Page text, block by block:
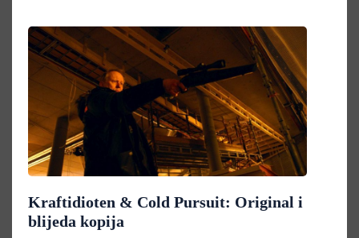
Kraftidioten & Cold Pursuit: Original i
blijeda kopija